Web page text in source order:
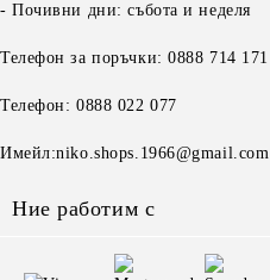
- Почивни дни: събота и неделя
Телефон за поръчки: 0888 714 171
Телефон: 0888 022 077
Имейл:niko.shops.1966@gmail.com
Ние работим с